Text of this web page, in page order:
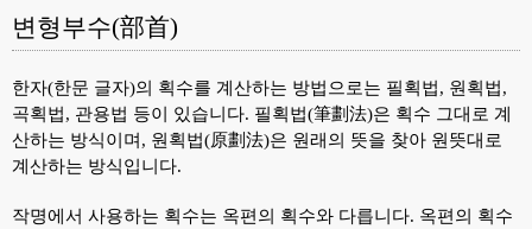
변형부수(部首)
한자(한문 글자)의 획수를 계산하는 방법으로는 필획법, 원획법,
곡획법, 관용법 등이 있습니다. 필획법(筆劃法)은 획수 그대로 계
산하는 방식이며, 원획법(原劃法)은 원래의 뜻을 찾아 원뜻대로
계산하는 방식입니다.
작명에서 사용하는 획수는 옥편의 획수와 다릅니다. 옥편의 획수